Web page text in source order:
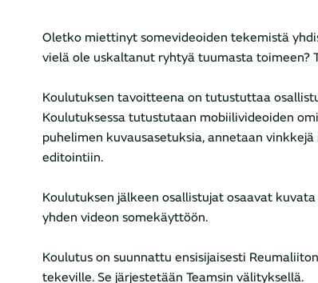
Oletko miettinyt somevideoiden tekemistä
vielä ole uskaltanut ryhtyä tuumasta toimeen?
Koulutuksen tavoitteena on tutustuttaa
Koulutuksessa tutustutaan mobiilivideoiden
puhelimen kuvausasetuksia, annetaan
editointiin.
Koulutuksen jälkeen osallistujat osaavat
yhden videon somekäyttöön.
Koulutus on suunnattu ensisijaisesti
tekeville. Se järjestetään Teamsin välityksellä.